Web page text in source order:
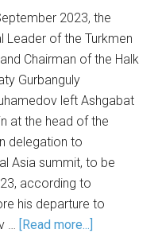
2023, the
Leader of the Turkmen
Chairman of the Halk
Gurbanguly
left Ashgabat
at the head of the
delegation to
Asia summit, to be
according to
his departure to
… [Read more...]